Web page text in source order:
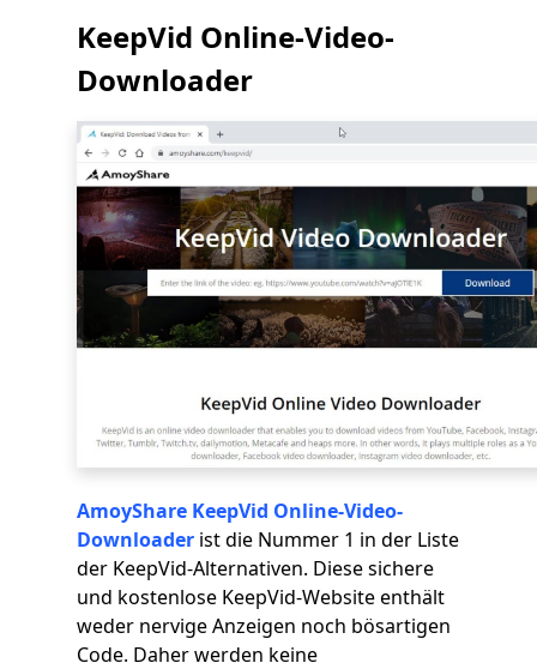
KeepVid Online-Video-
Downloader
AmoyShare KeepVid Online-Video-
Downloader ist die Nummer 1 in der Liste
der KeepVid-Alternativen. Diese sichere
und kostenlose KeepVid-Website enthält
weder nervige Anzeigen noch bösartigen
Code. Daher werden keine